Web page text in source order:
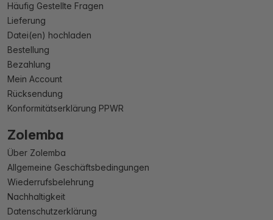
Häufig Gestellte Fragen
Lieferung
Datei(en) hochladen
Bestellung
Bezahlung
Mein Account
Rücksendung
Konformitätserklärung PPWR
Zolemba
Über Zolemba
Allgemeine Geschäftsbedingungen
Wiederrufsbelehrung
Nachhaltigkeit
Datenschutzerklärung